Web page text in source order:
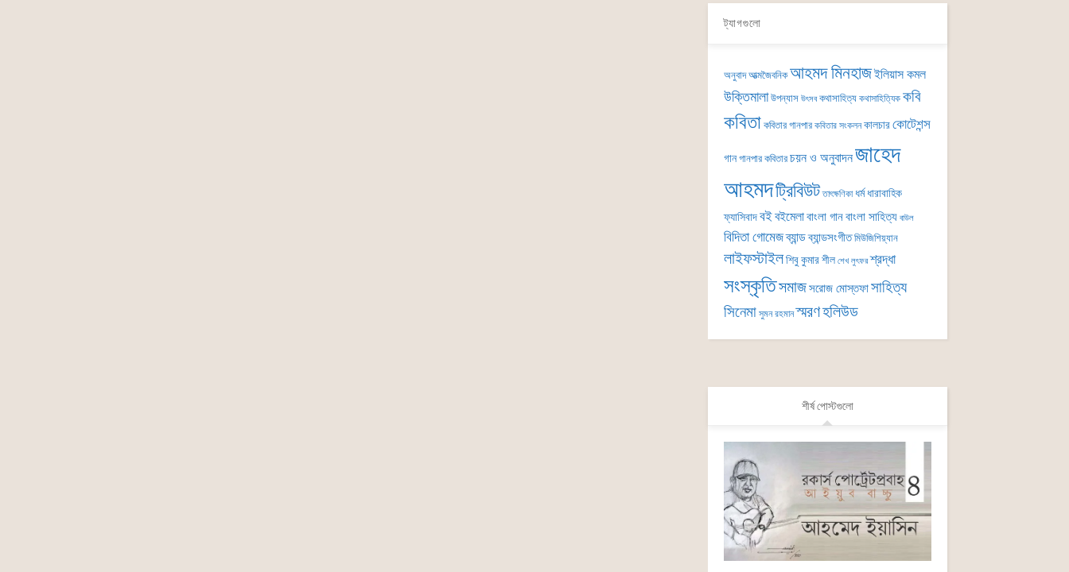
ট্যাগগুলো
অনুবাদ আত্মজৈবনিক আহমদ মিনহাজইলিয়াস কমল
উক্তিমালা উপন্যাস উৎসব কথাসাহিত্য কথাসাহিত্যিক কবি
কবিতা কবিতার গানপার কবিতার সংকলন কালচারকোটেশন্স
গান গানপার কবিতার চয়ন ও অনুবাদনজাহেদ
আহমদট্রিবিউট তাৎক্ষণিকা ধর্ম ধারাবাহিক
ফ্যাসিবাদবইবইমেলাবাংলা গানবাংলা সাহিত্য বাউল
বিদিতা গোমেজব্যান্ডব্যান্ডসংগীত মিউজিশিয়্যান
লাইফস্টাইলশিবু কুমার শীল শেখ লুৎফর শ্রদ্ধা
সংস্কৃতিসমাজসরোজ মোস্তফাসাহিত্য
সিনেমা সুমন রহমান স্মরণহলিউড
শীর্ষ পোস্টগুলো